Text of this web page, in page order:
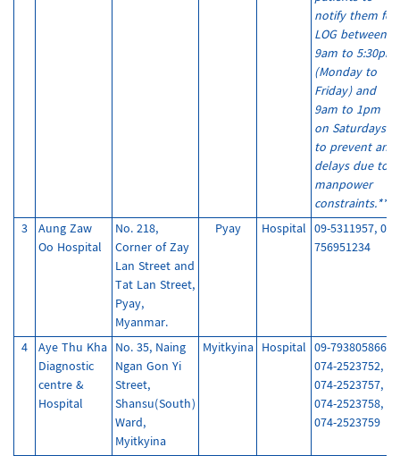
notify them for
LOG between
9am to 5:30pm
(Monday to
Friday) and
9am to 1pm
on Saturdays
to prevent any
delays due to
manpower
constraints.**
3 Aung Zaw
Oo Hospital
No. 218,
Corner of Zay
Lan Street and
Tat Lan Street,
Pyay,
Myanmar.
Pyay Hospital 09-5311957, 09-
756951234
4 Aye Thu Kha
Diagnostic
centre &
Hospital
No. 35, Naing
Ngan Gon Yi
Street,
Shansu(South)
Ward,
Myitkyina
Myitkyina Hospital 09-793805866,
074-2523752,
074-2523757,
074-2523758,
074-2523759